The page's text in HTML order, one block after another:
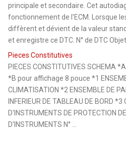
principale et secondaire. Cet
fonctionnement de l'ECM. Lorsque
diffèrent et dévient de la valeur
et enregistre ce DTC. N° de DTC
Pieces Constitutives
PIECES CONSTITUTIVES SCHEMA
*B pour affichage 8 pouce *1
CLIMATISATION *2 ENSEMBLE DE
INFERIEUR DE TABLEAU DE BORD *3
D'INSTRUMENTS DE PROTECTION
D'INSTRUMENTS N° ...